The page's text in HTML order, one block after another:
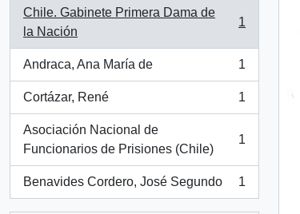
Chile. Gabinete Primera Dama de
la Nación
, 1 resultados
1
Andraca, Ana María de
, 1 resultados
1
Cortázar, René
, 1 resultados
1
Asociación Nacional de
Funcionarios de Prisiones (Chile)
, 1 resultados
1
Benavides Cordero, José Segundo
, 1 resultados
1